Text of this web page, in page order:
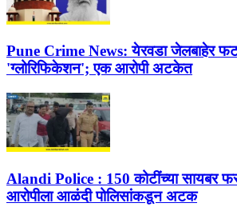
Pune Crime News: येरवडा जेलबाहेर
'ग्लोरिफिकेशन'; एक आरोपी अटकेत
Alandi Police : 150 कोटींच्या सायबर
आरोपीला आळंदी पोलिसांकडून अटक